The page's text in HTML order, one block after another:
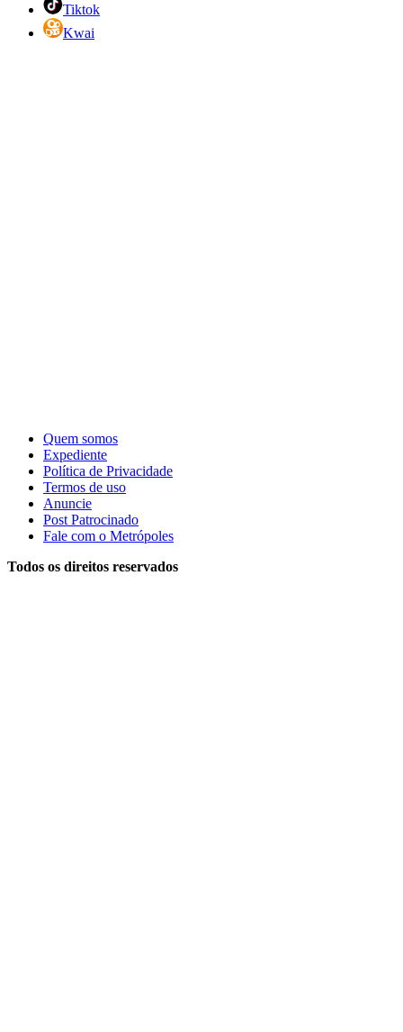
Tiktok
Kwai
Quem somos
Expediente
Política de Privacidade
Termos de uso
Anuncie
Post Patrocinado
Fale com o Metrópoles
Todos os direitos reservados